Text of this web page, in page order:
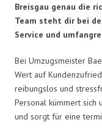
Breisgau genau die
Team steht dir bei
Service und
Bei Umzugsmeister
Wert auf
reibungslos und
Personal kümmert
und sorgt für eine